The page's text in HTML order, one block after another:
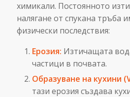
химикали. Постоянното
налягане от спукана тръба
физически последствия:
Ерозия: Изтичащата
частици в почвата.
Образуване на кухини
тази ерозия създава